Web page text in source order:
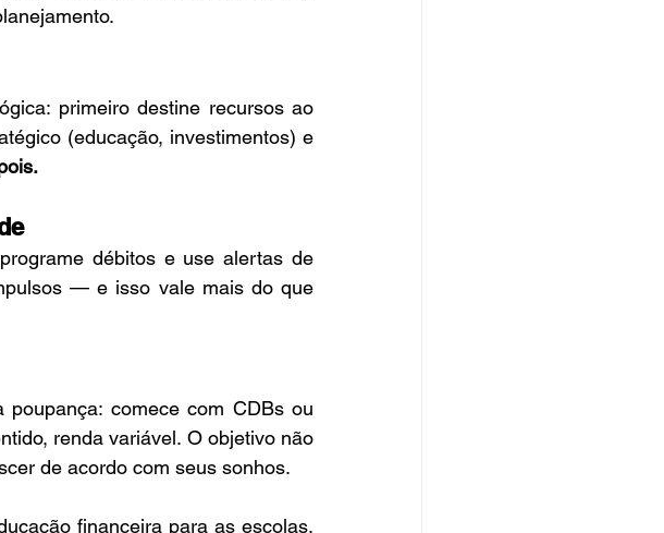
primeiro destine recursos ao
(educação, investimentos) e
débitos e use alertas de
— e isso vale mais do que
comece com CDBs ou
renda variável. O objetivo não
de acordo com seus sonhos.
financeira para as escolas,